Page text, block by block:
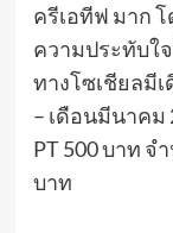
ครีเอทีฟ มาก
ความประทับใ
ทางโซเชียลมี
– เดือนมีนาคม
PT 500 บาท จ
บาท